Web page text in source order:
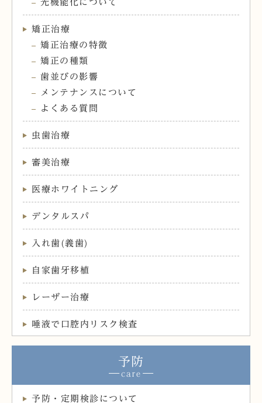
光機能化について
矯正治療
矯正治療の特徴
矯正の種類
歯並びの影響
メンテナンスについて
よくある質問
虫歯治療
審美治療
医療ホワイトニング
デンタルスパ
入れ歯(義歯)
自家歯牙移植
レーザー治療
唾液で口腔内リスク検査
予防
予防・定期検診について